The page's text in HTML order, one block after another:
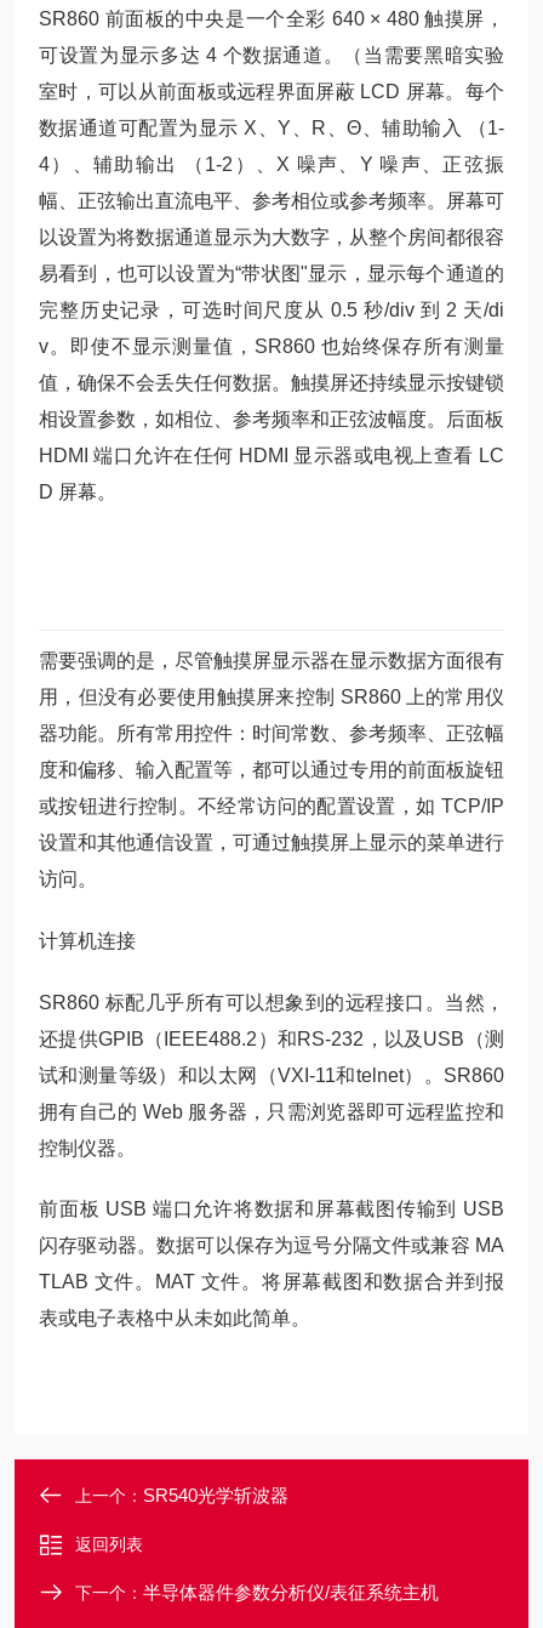
SR860 前面板的中央是一个全彩 640 × 480 触摸屏，
可设置为显示多达 4 个数据通道。（当需要黑暗实验
室时，可以从前面板或远程界面屏蔽 LCD 屏幕。每个
数据通道可配置为显示 X、Y、R、Θ、辅助输入 （1-
4）、辅助输出 （1-2）、X 噪声、Y 噪声、正弦振
幅、正弦输出直流电平、参考相位或参考频率。屏幕可
以设置为将数据通道显示为大数字，从整个房间都很容
易看到，也可以设置为“带状图"显示，显示每个通道的
完整历史记录，可选时间尺度从 0.5 秒/div 到 2 天/di
v。即使不显示测量值，SR860 也始终保存所有测量
值，确保不会丢失任何数据。触摸屏还持续显示按键锁
相设置参数，如相位、参考频率和正弦波幅度。后面板
HDMI 端口允许在任何 HDMI 显示器或电视上查看 LC
D 屏幕。
需要强调的是，尽管触摸屏显示器在显示数据方面很有
用，但没有必要使用触摸屏来控制 SR860 上的常用仪
器功能。所有常用控件：时间常数、参考频率、正弦幅
度和偏移、输入配置等，都可以通过专用的前面板旋钮
或按钮进行控制。不经常访问的配置设置，如 TCP/IP
设置和其他通信设置，可通过触摸屏上显示的菜单进行
访问。
计算机连接
SR860 标配几乎所有可以想象到的远程接口。当然，
还提供GPIB（IEEE488.2）和RS-232，以及USB（测
试和测量等级）和以太网（VXI-11和telnet）。SR860
拥有自己的 Web 服务器，只需浏览器即可远程监控和
控制仪器。
前面板 USB 端口允许将数据和屏幕截图传输到 USB
闪存驱动器。数据可以保存为逗号分隔文件或兼容 MA
TLAB 文件。MAT 文件。将屏幕截图和数据合并到报
表或电子表格中从未如此简单。
上一个： SR540光学斩波器
返回列表
下一个： 半导体器件参数分析仪/表征系统主机